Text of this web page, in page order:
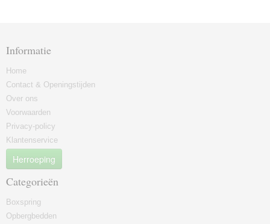
Informatie
Home
Contact & Openingstijden
Over ons
Voorwaarden
Privacy-policy
Klantenservice
Herroeping
Categorieën
Boxspring
Opbergbedden